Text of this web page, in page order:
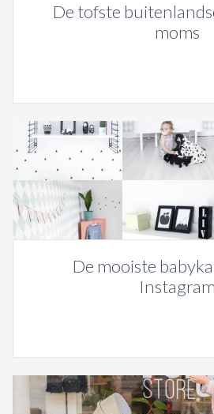
De tofste
moms
De mooiste
Instagram